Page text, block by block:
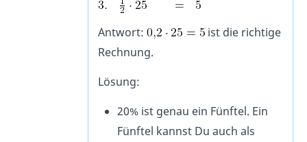
Antwort:
ist die richtige
Rechnung.
Lösung:
20% ist genau ein Fünftel. Ein
Fünftel kannst Du auch als